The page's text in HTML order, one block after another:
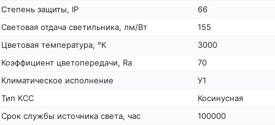
Степень защиты, IP
66
Световая отдача светильника, лм/Вт
155
Цветовая температура, °К
3000
Коэффициент цветопередачи, Ra
70
Климатическое исполнение
У1
Тип КСС
Косинусная
Срок службы источника света, час
100000